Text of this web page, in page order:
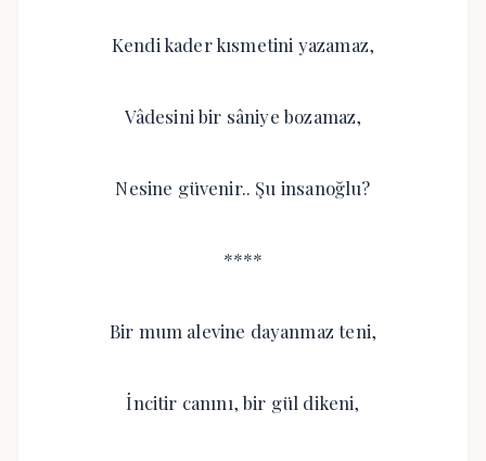
Kendi kader kısmetini yazamaz,
Vâdesini bir sâniye bozamaz,
Nesine güvenir.. Şu insanoğlu?
****
Bir mum alevine dayanmaz teni,
İncitir canını, bir gül dikeni,